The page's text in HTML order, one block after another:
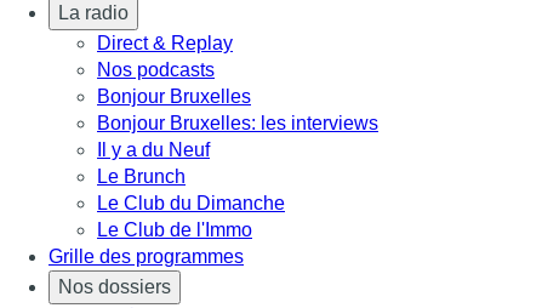
La radio
Direct & Replay
Nos podcasts
Bonjour Bruxelles
Bonjour Bruxelles: les interviews
Il y a du Neuf
Le Brunch
Le Club du Dimanche
Le Club de l'Immo
Grille des programmes
Nos dossiers